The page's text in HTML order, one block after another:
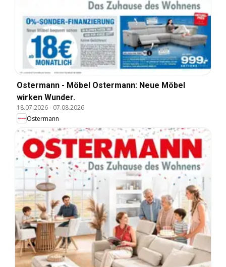
Ostermann - Möbel Ostermann: Neue Möbel
wirken Wunder.
18.07.2026- 07.08.2026
Ostermann